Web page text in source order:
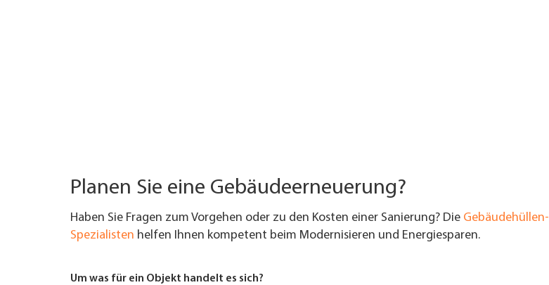
Planen Sie eine Gebäudeerneuerung?
Haben Sie Fragen zum Vorgehen oder zu den Kosten einer Sanierung? Die Gebäudehüllen-
Spezialisten helfen Ihnen kompetent beim Modernisieren und Energiesparen.
Um was für ein Objekt handelt es sich?